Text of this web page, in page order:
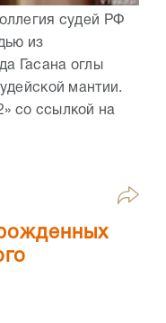
судей РФ
из
Гасана оглы
мантии.
со ссылкой на